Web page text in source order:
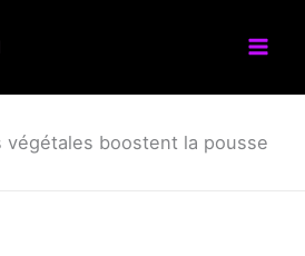
végétales boostent la pousse